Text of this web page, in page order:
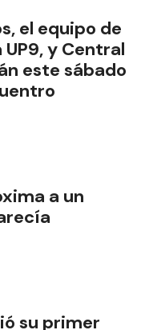
el equipo de
y Central
este sábado
a un
su primer